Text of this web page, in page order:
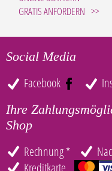
GRATIS ANFORDERN
Social Media
Facebook
Ihre
Shop
Rechnung *
Kreditkarte